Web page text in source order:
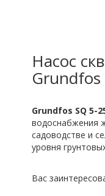
Насос
Grundfos
Grundfos SQ 5-
водоснабжения
садоводстве и
уровня
Вас